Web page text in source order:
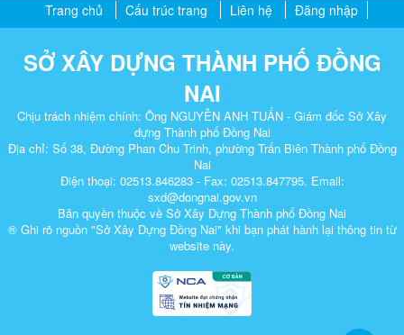
Trang chủ Cấu trúc trang Liên hệ Đăng nhập
SỞ XÂY DỰNG THÀNH PHỐ ĐỒNG
NAI
Chịu trách nhiệm chính: Ông NGUYỄN ANH TUẤN - Giám đốc Sở Xây
dựng Thành phố Đồng Nai
Địa chỉ: Số 38, Đường Phan Chu Trinh, phường Trấn Biên Thành phố Đồng
Nai
Điện thoại: 02513.846283 - Fax: 02513.847795. Email:
sxd@dongnai.gov.vn
Bản quyền thuộc về Sở Xây Dựng Thành phố Đồng Nai
® Ghi rõ nguồn "Sở Xây Dựng Đồng Nai" khi bạn phát hành lại thông tin từ
website này.​